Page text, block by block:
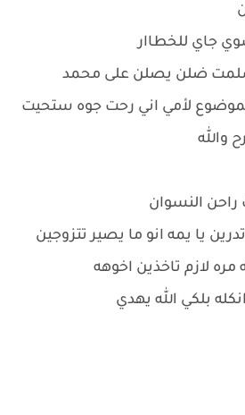
جاي للخطاار
ضلن يصلن على محمد
لأمي اني رحت جوه ستحيت
والله
النسوان
يا يمه انو ما يصير تتزوجين
مره لازم تاخذين اخوهه
بلكي الله يهدي